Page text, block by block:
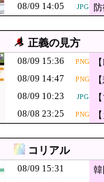
熊本地震、車中泊避
【悲報】週
うのが至福
PNG 理由もなくすぐ
JPG 陸自の多用途ヘ
JPG 夏のボーナス、一人
韓国人「極限の暑さ
【朝鮮日報】海
JPG 【速報】「
08/09 14:05
JPG
正義の見方
08/09 15:36
PNG
08/09 14:47
PNG
08/09 10:23 JPG
08/08 23:25 PNG
コリアル
08/09 15:31